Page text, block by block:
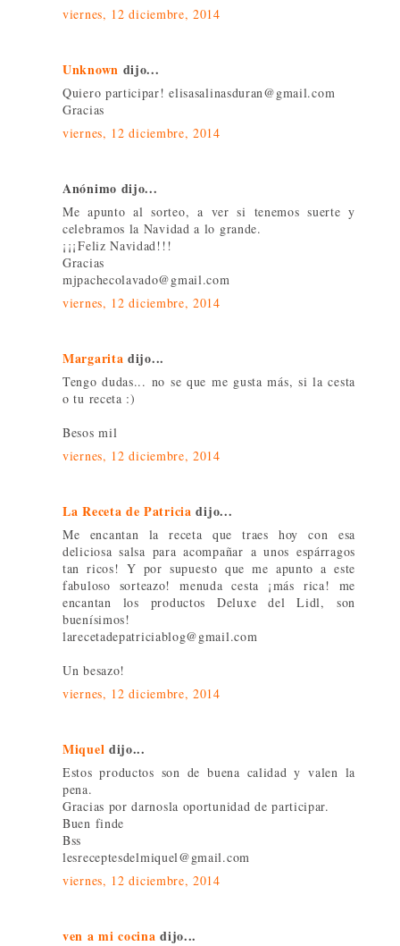
viernes, 12 diciembre, 2014
Unknown dijo...
Quiero participar! elisasalinasduran@gmail.com
Gracias
viernes, 12 diciembre, 2014
Anónimo dijo...
Me apunto al sorteo, a ver si tenemos suerte y
celebramos la Navidad a lo grande.
¡¡¡Feliz Navidad!!!
Gracias
mjpachecolavado@gmail.com
viernes, 12 diciembre, 2014
Margarita dijo...
Tengo dudas... no se que me gusta más, si la cesta
o tu receta :)
Besos mil
viernes, 12 diciembre, 2014
La Receta de Patricia dijo...
Me encantan la receta que traes hoy con esa
deliciosa salsa para acompañar a unos espárragos
tan ricos! Y por supuesto que me apunto a este
fabuloso sorteazo! menuda cesta ¡más rica! me
encantan los productos Deluxe del Lidl, son
buenísimos!
larecetadepatriciablog@gmail.com
Un besazo!
viernes, 12 diciembre, 2014
Miquel dijo...
Estos productos son de buena calidad y valen la
pena.
Gracias por darnosla oportunidad de participar.
Buen finde
Bss
lesreceptesdelmiquel@gmail.com
viernes, 12 diciembre, 2014
ven a mi cocina dijo...